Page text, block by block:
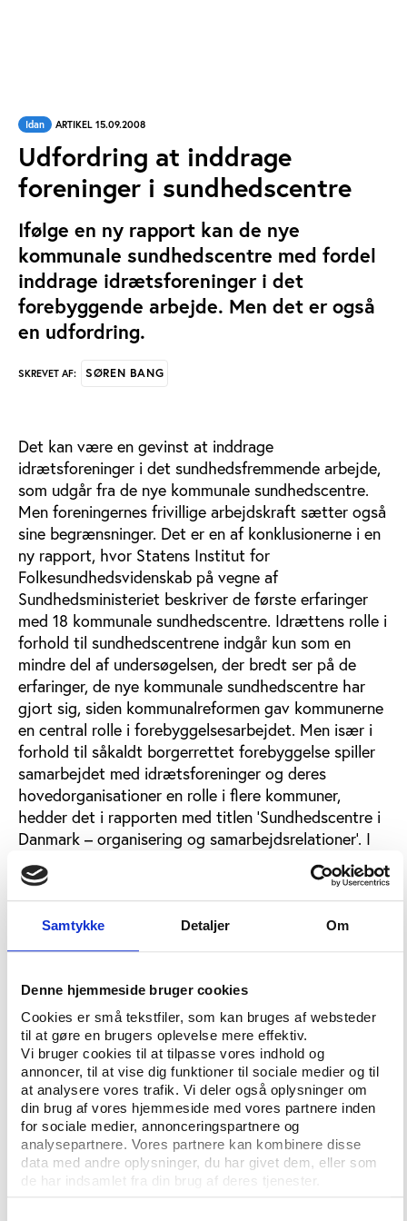
Samtykke Detaljer Om
Denne hjemmeside bruger cookies
Cookies er små tekstfiler, som kan bruges af websteder
til at gøre en brugers oplevelse mere effektiv.
Vi bruger cookies til at tilpasse vores indhold og
annoncer, til at vise dig funktioner til sociale medier og til
at analysere vores trafik. Vi deler også oplysninger om
din brug af vores hjemmeside med vores partnere inden
for sociale medier, annonceringspartnere og
analysepartnere. Vores partnere kan kombinere disse
data med andre oplysninger, du har givet dem, eller som
de har indsamlet fra din brug af deres tjenester.
Idan ARTIKEL 15.09.2008
Udfordring at inddrage
foreninger i sundhedscentre
Ifølge en ny rapport kan de nye
kommunale sundhedscentre med fordel
inddrage idrætsforeninger i det
forebyggende arbejde. Men det er også
en udfordring.
SKREVET AF: SØREN BANG
Det kan være en gevinst at inddrage
idrætsforeninger i det sundhedsfremmende arbejde,
som udgår fra de nye kommunale sundhedscentre.
Men foreningernes frivillige arbejdskraft sætter også
sine begrænsninger. Det er en af konklusionerne i en
ny rapport, hvor Statens Institut for
Folkesundhedsvidenskab på vegne af
Sundhedsministeriet beskriver de første erfaringer
med 18 kommunale sundhedscentre. Idrættens rolle i
forhold til sundhedscentrene indgår kun som en
mindre del af undersøgelsen, der bredt ser på de
erfaringer, de nye kommunale sundhedscentre har
gjort sig, siden kommunalreformen gav kommunerne
en central rolle i forebyggelsesarbejdet. Men især i
forhold til såkaldt borgerrettet forebyggelse spiller
samarbejdet med idrætsforeninger og deres
hovedorganisationer en rolle i flere kommuner,
hedder det i rapporten med titlen ’Sundhedscentre i
Danmark – organisering og samarbejdsrelationer’. I
nogle tilfælde består samarbejdet i, at
sundhedscentret sikrer, at der er lokale
motionstilbud tilpasset borgere med særlige behov,
mens de lokale foreninger i andre tilfælde fungerer
som et udslusningstilbud til borgere efter kontakt
bestå i, at idrætsforeningerne informerer om deres
tilbud og deltager i arrangementer afholdt af
sundhedscentret.
Samarbejdsrelationer bør udvikles
Rapporten er tilbageholdende med at give en
egentlig forskningsbaseret evaluering af
sundhedscentrene, som stadig er i deres
opbygningsfase.